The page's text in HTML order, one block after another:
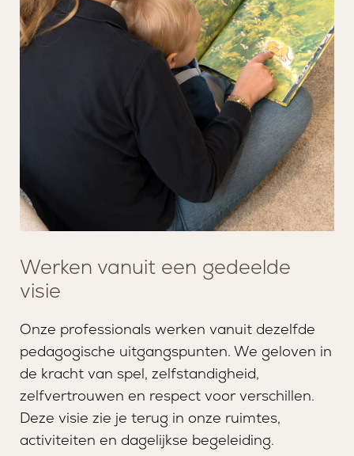
Werken vanuit een gedeelde
visie
Onze professionals werken vanuit dezelfde
pedagogische uitgangspunten. We geloven in
de kracht van spel, zelfstandigheid,
zelfvertrouwen en respect voor verschillen.
Deze visie zie je terug in onze ruimtes,
activiteiten en dagelijkse begeleiding.